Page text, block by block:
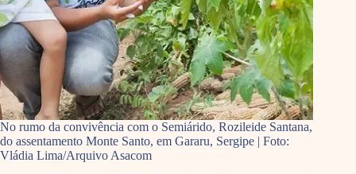
No rumo da convivência com o Semiárido, Rozileide Santana,
do assentamento Monte Santo, em Gararu, Sergipe | Foto:
Vládia Lima/Arquivo Asacom